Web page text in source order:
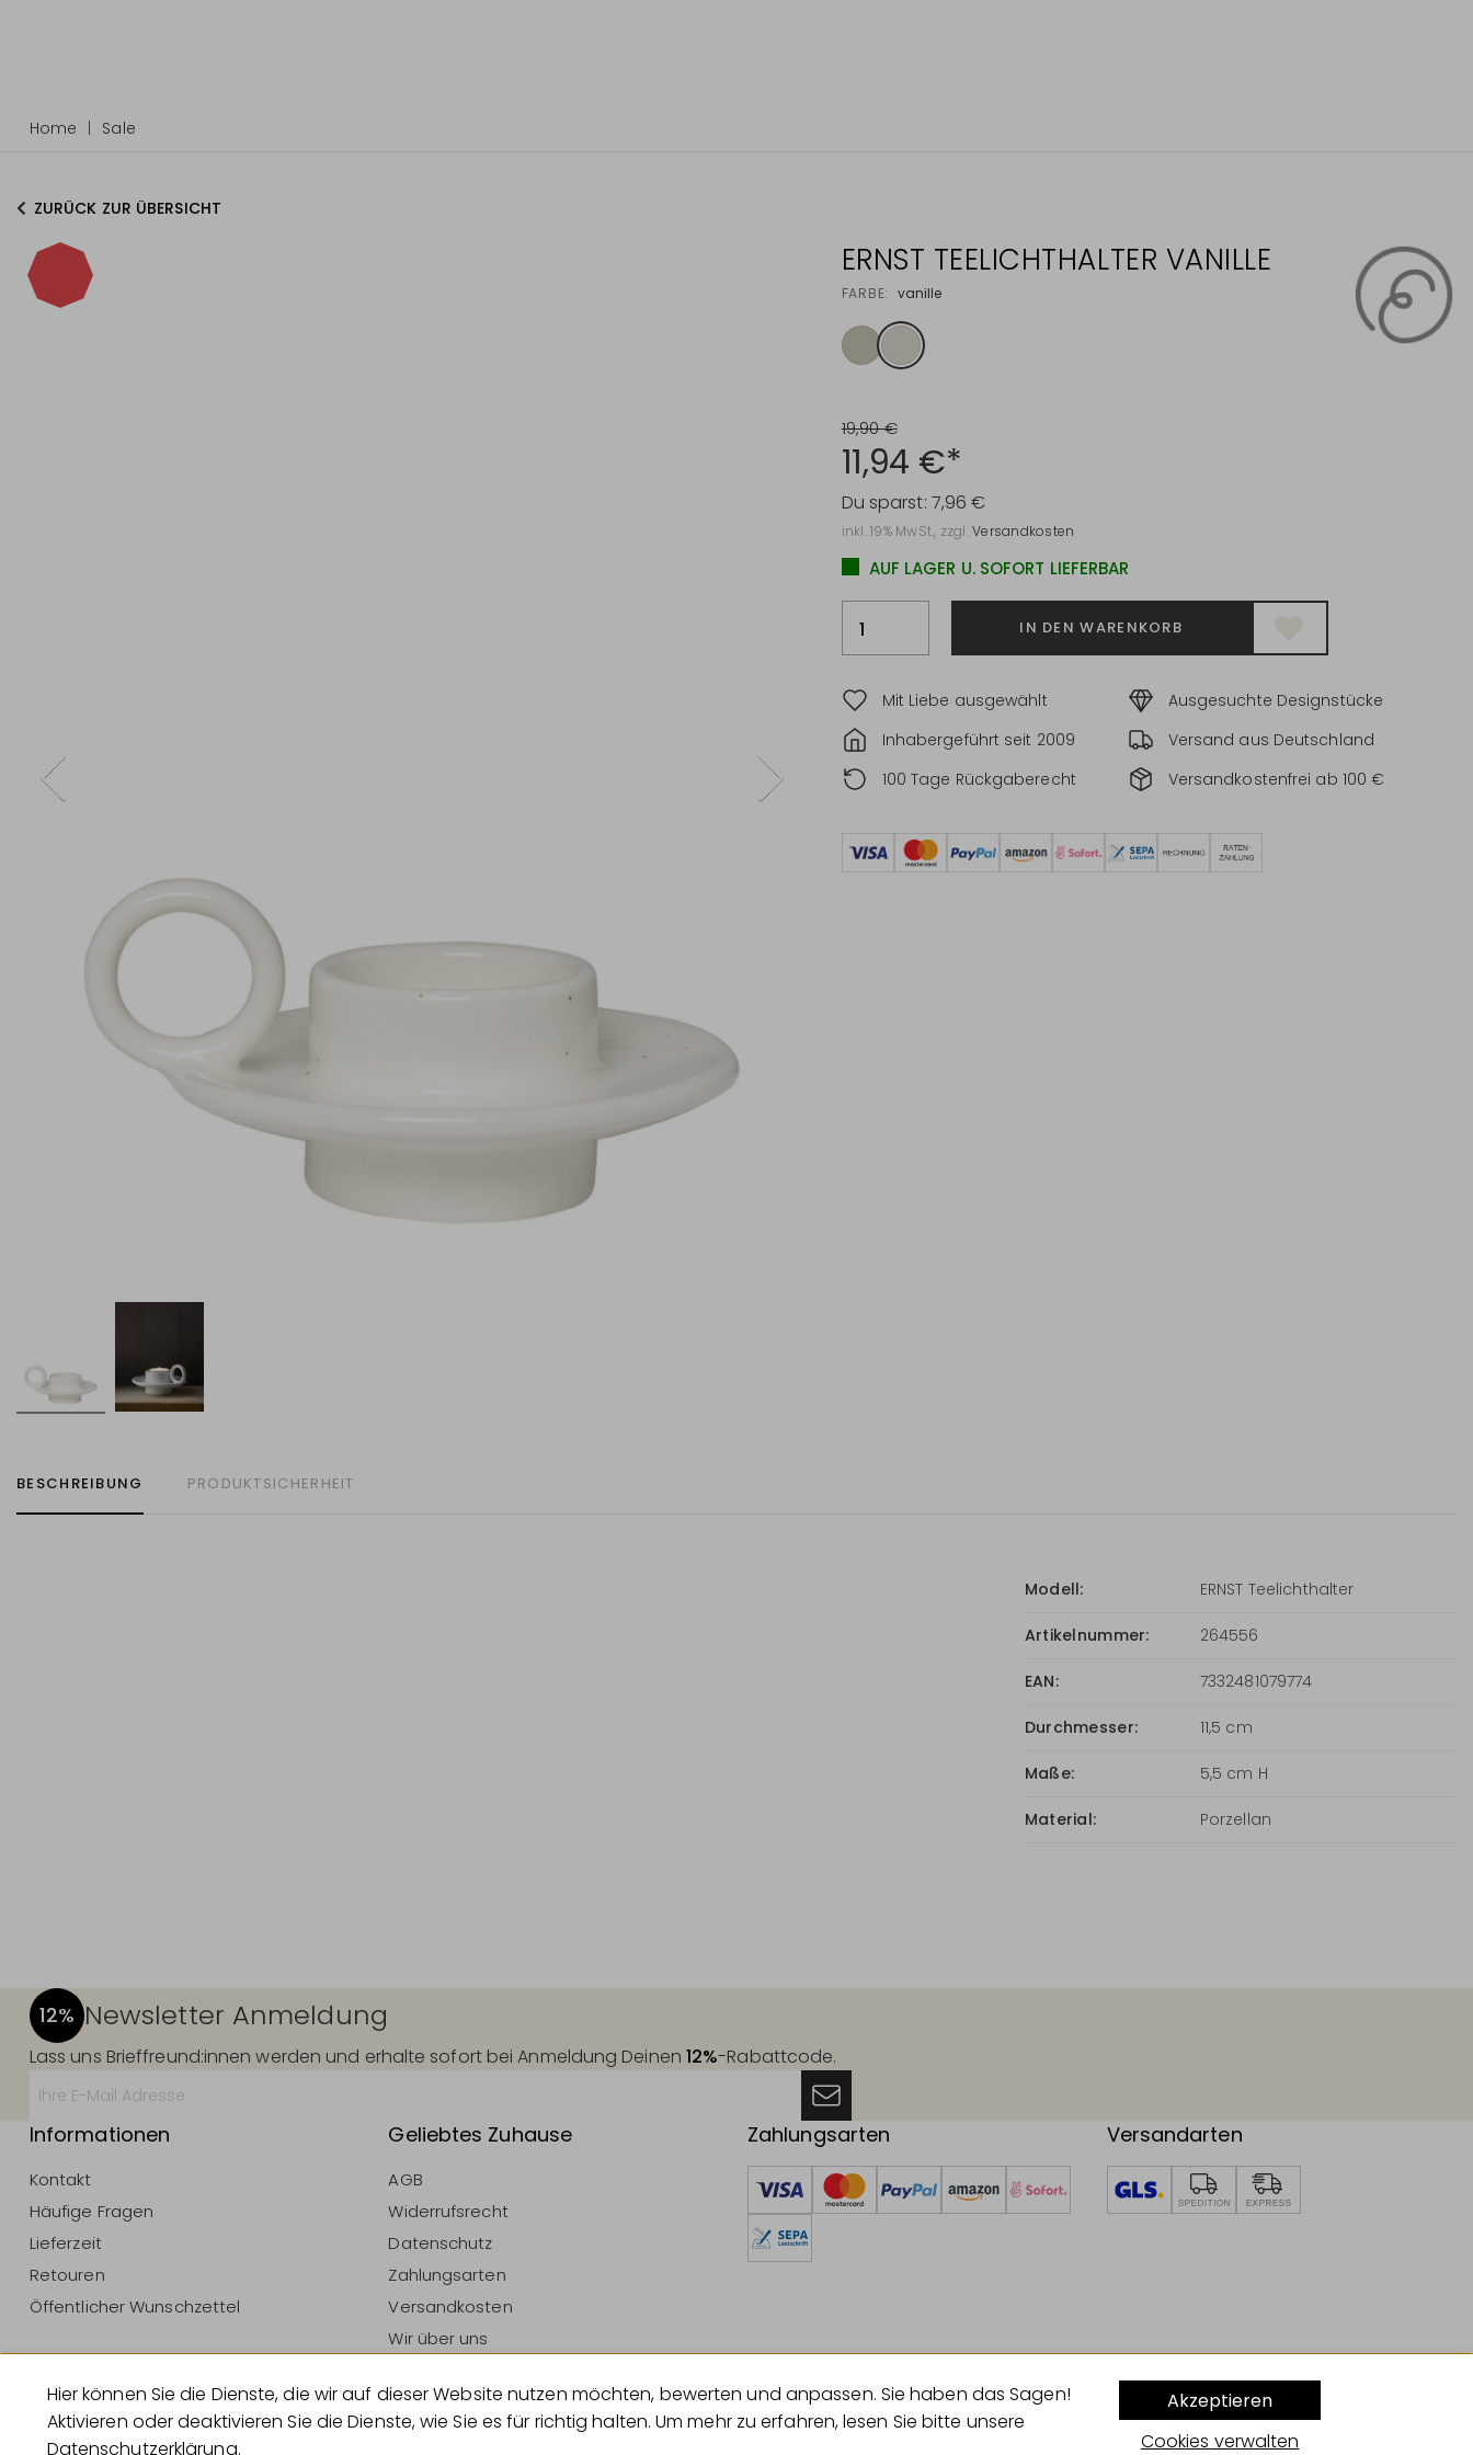
Home Sale
ZURÜCK ZUR ÜBERSICHT
ERNST TEELICHTHALTER VANILLE
FARBE: vanille
19,90 €
11,94 €*
Du sparst: 7,96 €
inkl. 19% MwSt., zzgl.Versandkosten
AUF LAGER U. SOFORT LIEFERBAR
IN DEN WARENKORB
Mit Liebe ausgewählt
Ausgesuchte Designstücke
Inhabergeführt seit 2009
Versand aus Deutschland
100 Tage Rückgaberecht
Versandkostenfrei ab 100 €
BESCHREIBUNG PRODUKTSICHERHEIT
Modell: ERNST Teelichthalter
Artikelnummer: 264556
EAN: 7332481079774
Durchmesser: 11,5 cm
Maße: 5,5 cm H
Material: Porzellan
12% Newsletter Anmeldung
Lass uns Brieffreund:innen werden und erhalte sofort bei Anmeldung Deinen 12%-Rabattcode.
Informationen
Kontakt
Häufige Fragen
Lieferzeit
Retouren
Öffentlicher Wunschzettel
Geliebtes Zuhause
AGB
Widerrufsrecht
Datenschutz
Zahlungsarten
Versandkosten
Wir über uns
Vertrag Widerrufen
Zahlungsarten Versandarten
© 2026 Geliebtes Zuhause
Hier können Sie die Dienste, die wir auf dieser Website nutzen möchten, bewerten und anpassen. Sie haben das Sagen!
Aktivieren oder deaktivieren Sie die Dienste, wie Sie es für richtig halten. Um mehr zu erfahren, lesen Sie bitte unsere
Datenschutzerklärung. Cookies verwalten
Akzeptieren